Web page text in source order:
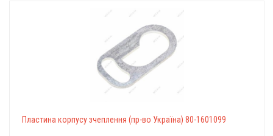
Пластина корпусу зчеплення (пр-во Україна) 80-1601099